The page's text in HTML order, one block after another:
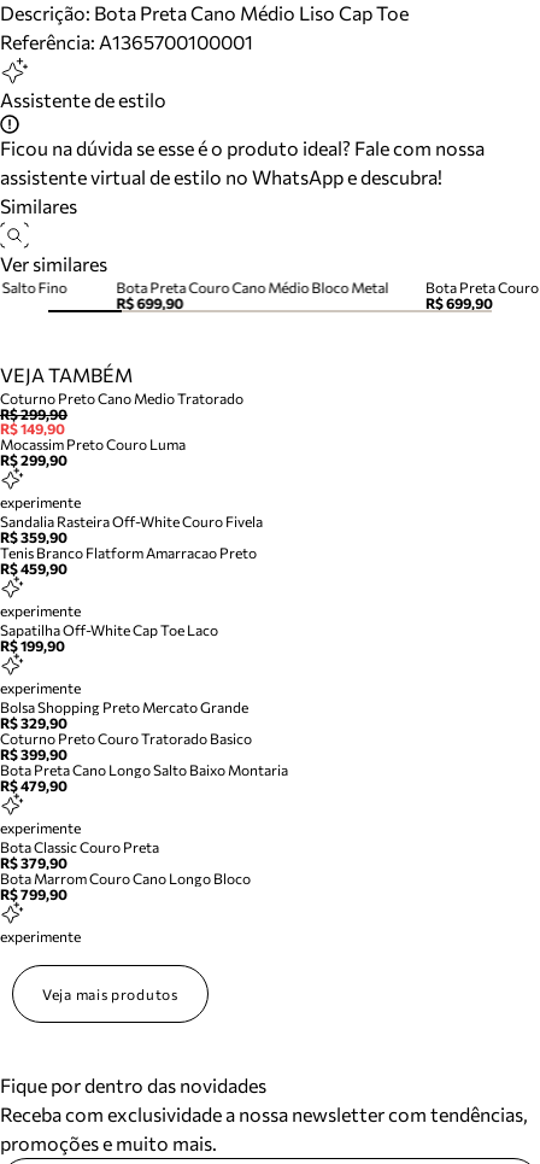
Descrição: Bota Preta Cano Médio Liso Cap Toe
Referência: A1365700100001
Assistente de estilo
Ficou na dúvida se esse é o produto ideal? Fale com nossa
assistente virtual de estilo no WhatsApp e descubra!
Similares
Ver similares
Bota Preta Couro Cano Médio Bloco Metal
R$ 699,90
Bota Preta
R$ 699,90
Fino
VEJA TAMBÉM
Coturno Preto Cano Medio Tratorado
R$ 299,90
R$ 149,90
Mocassim Preto Couro Luma
R$ 299,90
experimente
Sandalia Rasteira Off-White Couro Fivela
R$ 359,90
Tenis Branco Flatform Amarracao Preto
R$ 459,90
experimente
Sapatilha Off-White Cap Toe Laco
R$ 199,90
experimente
Bolsa Shopping Preto Mercato Grande
R$ 329,90
Coturno Preto Couro Tratorado Basico
R$ 399,90
Bota Preta Cano Longo Salto Baixo Montaria
R$ 479,90
experimente
Bota Classic Couro Preta
R$ 379,90
Bota Marrom Couro Cano Longo Bloco
R$ 799,90
experimente
Veja mais produtos
Fique por dentro das novidades
Receba com exclusividade a nossa newsletter com tendências,
promoções e muito mais.